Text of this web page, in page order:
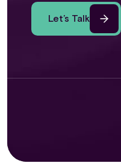
Let’s Talk